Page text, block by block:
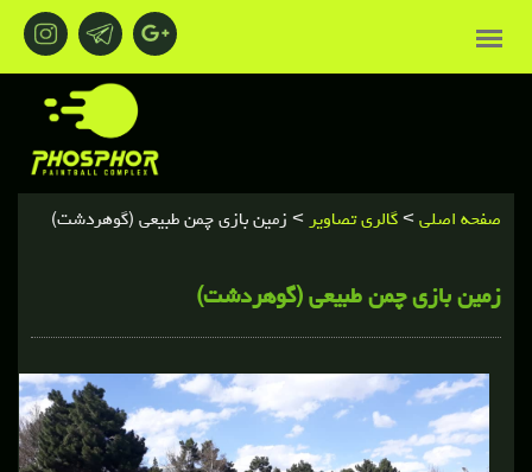
صفحه اصلی > گالري تصاوير > زمین بازی چمن طبیعی (گوهردشت)
زمین بازی چمن طبیعی (گوهردشت)